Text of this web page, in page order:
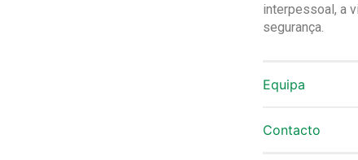
interpessoal, a
segurança.
Equipa
Contacto